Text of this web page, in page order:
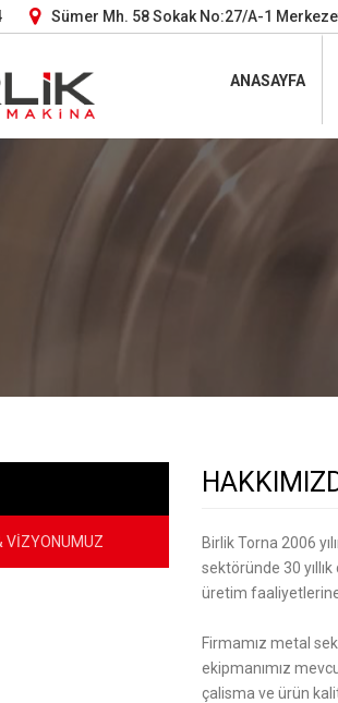
Sümer Mh. 58 Sokak No:27/A-1
ANASAYFA
VİZYONUMUZ
Birlik Torna 2006
sektöründe 30
üretim
Firmamız metal
ekipmanımız
çalisma ve ürün